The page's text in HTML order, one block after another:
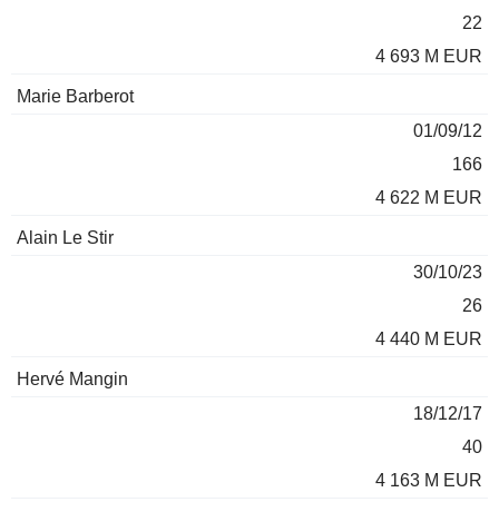
22
4 693 M EUR
Marie Barberot
01/09/12
166
4 622 M EUR
Alain Le Stir
30/10/23
26
4 440 M EUR
Hervé Mangin
18/12/17
40
4 163 M EUR